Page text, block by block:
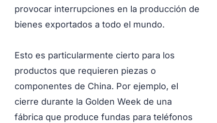
provocar interrupciones en la producción de
bienes exportados a todo el mundo.
Esto es particularmente cierto para los
productos que requieren piezas o
componentes de China. Por ejemplo, el
cierre durante la Golden Week de una
fábrica que produce fundas para teléfonos